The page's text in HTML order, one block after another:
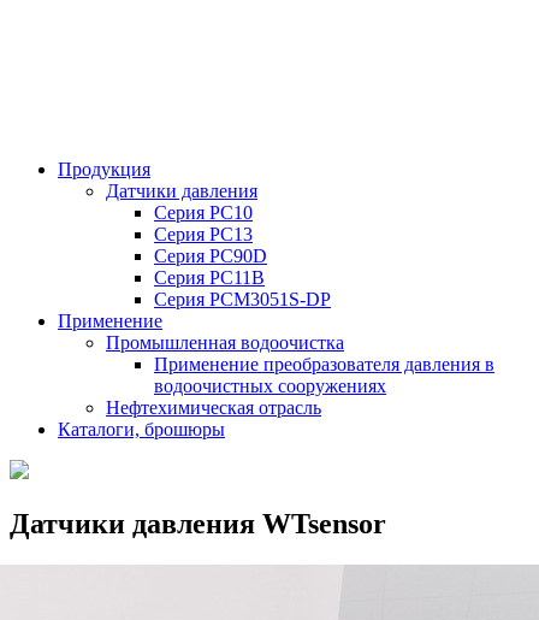
Продукция
Датчики давления
Серия PC10
Серия PC13
Серия PC90D
Серия PC11B
Серия PCM3051S-DP
Применение
Промышленная водоочистка
Применение преобразователя давления в
водоочистных сооружениях
Нефтехимическая отрасль
Каталоги, брошюры
Датчики давления WTsensor